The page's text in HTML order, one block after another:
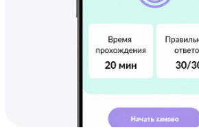
Сделай первый шаг
к правам — прямо сейчас
Учись бесплатно. Пройди проверку знаний.
Узнай, где твоё слабое место. Это займёт